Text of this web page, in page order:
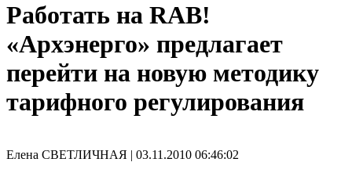
Работать на RAB!
«Архэнерго» предлагает
перейти на новую методику
тарифного регулирования
Елена СВЕТЛИЧНАЯ | 03.11.2010 06:46:02